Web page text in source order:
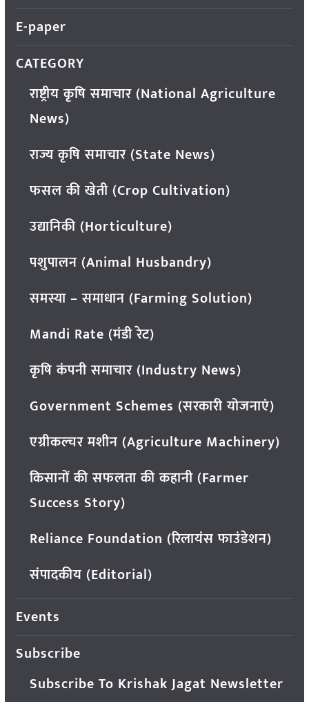
E-paper
CATEGORY
राष्ट्रीय कृषि समाचार (National Agriculture
News)
राज्य कृषि समाचार (State News)
फसल की खेती (Crop Cultivation)
उद्यानिकी (Horticulture)
पशुपालन (Animal Husbandry)
समस्या – समाधान (Farming Solution)
Mandi Rate (मंडी रेट)
कृषि कंपनी समाचार (Industry News)
Government Schemes (सरकारी योजनाएं)
एग्रीकल्चर मशीन (Agriculture Machinery)
किसानों की सफलता की कहानी (Farmer
Success Story)
Reliance Foundation (रिलायंस फाउंडेशन)
संपादकीय (Editorial)
Events
Subscribe
Subscribe To Krishak Jagat Newsletter